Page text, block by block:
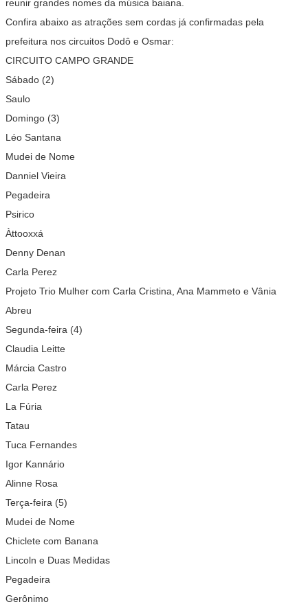
reunir grandes nomes da música baiana.
Confira abaixo as atrações sem cordas já confirmadas pela
prefeitura nos circuitos Dodô e Osmar:
CIRCUITO CAMPO GRANDE
Sábado (2)
Saulo
Domingo (3)
Léo Santana
Mudei de Nome
Danniel Vieira
Pegadeira
Psirico
Àttooxxá
Denny Denan
Carla Perez
Projeto Trio Mulher com Carla Cristina, Ana Mammeto e Vânia
Abreu
Segunda-feira (4)
Claudia Leitte
Márcia Castro
Carla Perez
La Fúria
Tatau
Tuca Fernandes
Igor Kannário
Alinne Rosa
Terça-feira (5)
Mudei de Nome
Chiclete com Banana
Lincoln e Duas Medidas
Pegadeira
Gerônimo